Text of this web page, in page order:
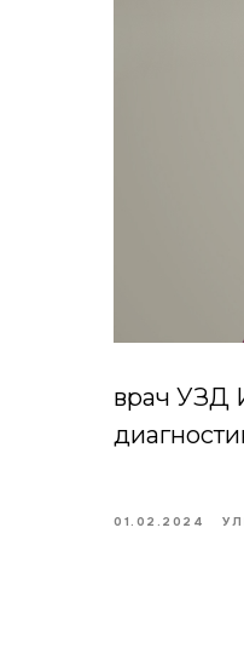
врач УЗД
01.02.2024